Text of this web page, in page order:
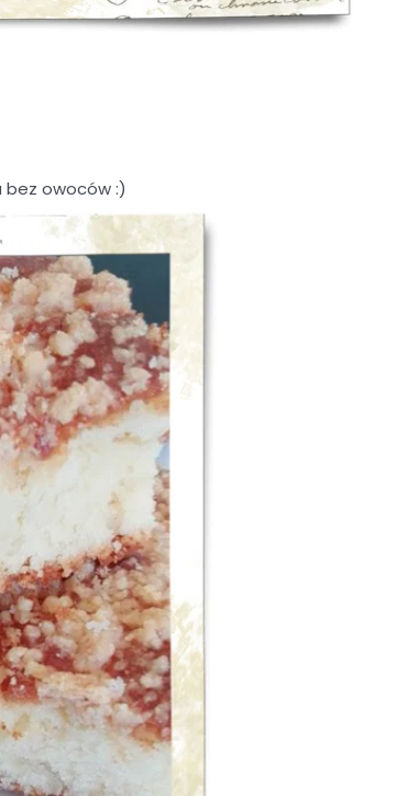
bez owoców :)